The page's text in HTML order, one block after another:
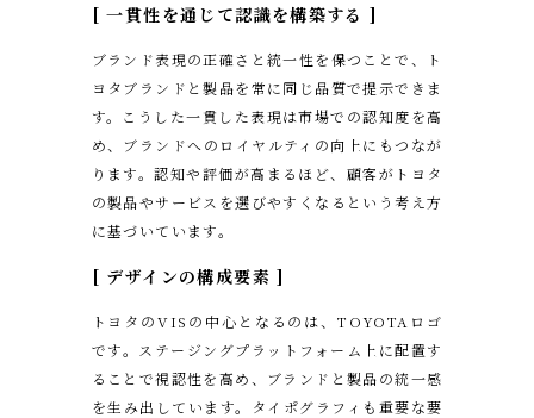
[ 一貫性を通じて認識を構築する ]
ブランド表現の正確さと統一性を保つことで、ト
ヨタブランドと製品を常に同じ品質で提示できま
す。こうした一貫した表現は市場での認知度を高
め、ブランドへのロイヤルティの向上にもつなが
ります。認知や評価が高まるほど、顧客がトヨタ
の製品やサービスを選びやすくなるという考え方
に基づいています。
[ デザインの構成要素 ]
トヨタのVISの中心となるのは、TOYOTAロゴ
です。ステージングプラットフォーム上に配置す
ることで視認性を高め、ブランドと製品の統一感
を生み出しています。タイポグラフィも重要な要